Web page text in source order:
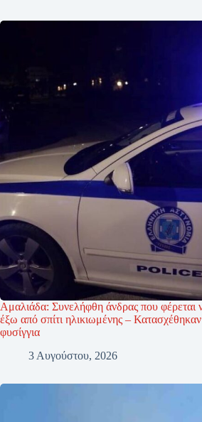
Αμαλιάδα: Συνελήφθη άνδρας που φέρεται
έξω από σπίτι ηλικιωμένης –
φυσίγγια
3 Αυγούστου, 2026